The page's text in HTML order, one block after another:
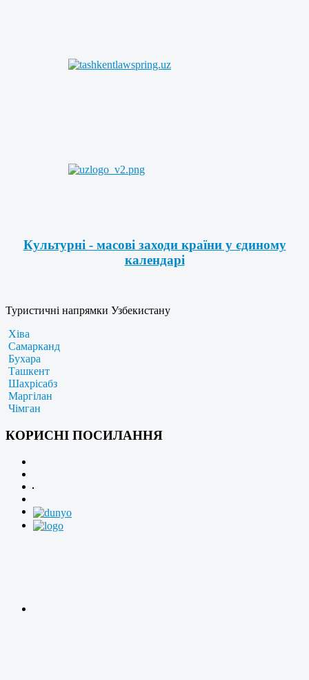
Культурні - масові заходи країни у єдиному
календарі
Туристичні напрямки Узбекистану
Хіва
Самарканд
Бухара
Ташкент
Шахрісабз
Маргілан
Чімган
КОРИСНІ ПОСИЛАННЯ